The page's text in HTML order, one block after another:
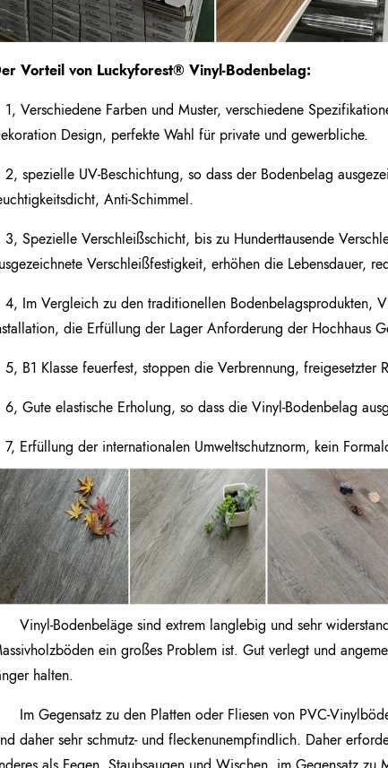
Vorteil von Luckyforest® Vinyl-Bodenbelag:
1, Verschiedene Farben und Muster, verschiedene
Design, perfekte Wahl für private und gewerbliche.
2, spezielle UV-Beschichtung, so dass der Bodenbelag
Anti-Schimmel.
3, Spezielle Verschleißschicht, bis zu Hunderttausende
Verschleißfestigkeit, erhöhen die Lebensdauer,
4, Im Vergleich zu den traditionellen Bodenbelagsprodukten,
die Erfüllung der Lager Anforderung der Hochhaus
5, B1 Klasse feuerfest, stoppen die Verbrennung, freigesetzter
6, Gute elastische Erholung, so dass die Vinyl-Bodenbelag
7, Erfüllung der internationalen Umweltschutznorm, kein
Vinyl-Bodenbeläge sind extrem langlebig und sehr
ein großes Problem ist. Gut verlegt und
halten.
Im Gegensatz zu den Platten oder Fliesen von PVC-
daher sehr schmutz- und fleckenunempfindlich. Daher